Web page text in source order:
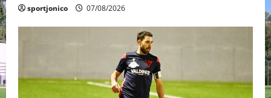
sportjonico 07/08/2026